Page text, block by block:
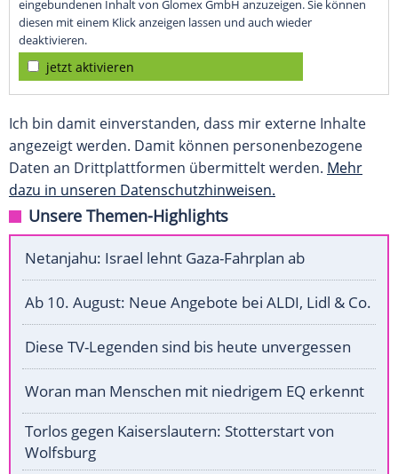
eingebundenen Inhalt von Glomex GmbH anzuzeigen. Sie können
diesen mit einem Klick anzeigen lassen und auch wieder
deaktivieren.
jetzt aktivieren
Ich bin damit einverstanden, dass mir externe Inhalte
angezeigt werden. Damit können personenbezogene
Daten an Drittplattformen übermittelt werden. Mehr
dazu in unseren Datenschutzhinweisen.
Unsere Themen-Highlights
Netanjahu: Israel lehnt Gaza-Fahrplan ab
Ab 10. August: Neue Angebote bei ALDI, Lidl & Co.
Diese TV-Legenden sind bis heute unvergessen
Woran man Menschen mit niedrigem EQ erkennt
Torlos gegen Kaiserslautern: Stotterstart von
Wolfsburg